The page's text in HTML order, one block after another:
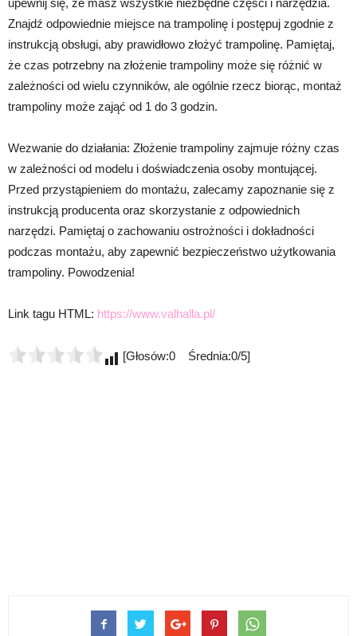
Znajdź odpowiednie miejsce na trampolinę i postępuj zgodnie z
instrukcją obsługi, aby prawidłowo złożyć trampolinę. Pamiętaj,
że czas potrzebny na złożenie trampoliny może się różnić w
zależności od wielu czynników, ale ogólnie rzecz biorąc, montaż
trampoliny może zająć od 1 do 3 godzin.
Wezwanie do działania: Złożenie trampoliny zajmuje różny czas
w zależności od modelu i doświadczenia osoby montującej.
Przed przystąpieniem do montażu, zalecamy zapoznanie się z
instrukcją producenta oraz skorzystanie z odpowiednich
narzędzi. Pamiętaj o zachowaniu ostrożności i dokładności
podczas montażu, aby zapewnić bezpieczeństwo użytkowania
trampoliny. Powodzenia!
Link tagu HTML: https://www.valhalla.pl/
[Głosów:0 Średnia:0/5]